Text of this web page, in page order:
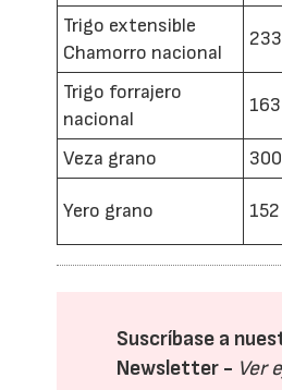
Trigo extensible
Chamorro nacional
233
Trigo forrajero
nacional
163
Veza grano 300
Yero grano 152
Suscríbase a
Newsletter - Ver